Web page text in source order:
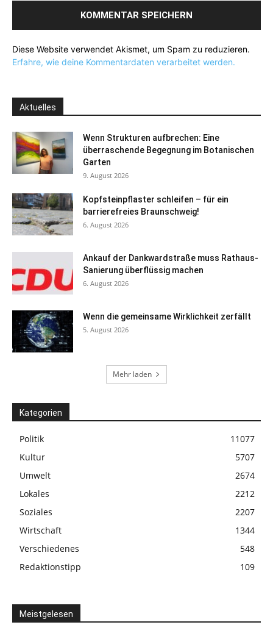
Diese Website verwendet Akismet, um Spam zu reduzieren.
Erfahre, wie deine Kommentardaten verarbeitet werden.
Aktuelles
Wenn Strukturen aufbrechen: Eine
überraschende Begegnung im Botanischen
Garten
9. August 2026
Kopfsteinpflaster schleifen – für ein
barrierefreies Braunschweig!
6. August 2026
Ankauf der Dankwardstraße muss Rathaus-
Sanierung überflüssig machen
6. August 2026
Wenn die gemeinsame Wirklichkeit zerfällt
5. August 2026
Mehr laden
Kategorien
Politik
11077
Kultur
5707
Umwelt
2674
Lokales
2212
Soziales
2207
Wirtschaft
1344
Verschiedenes
548
Redaktionstipp
109
Meistgelesen